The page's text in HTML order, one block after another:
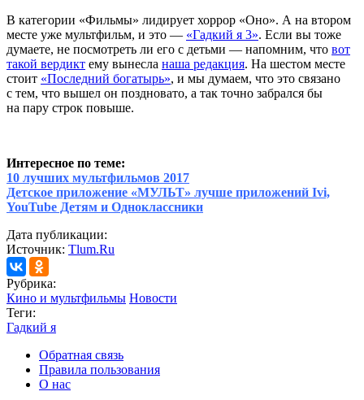
В категории «Фильмы» лидирует хоррор «Оно». А на втором
месте уже мультфильм, и это — «Гадкий я 3». Если вы тоже
думаете, не посмотреть ли его с детьми — напомним, что вот
такой вердикт ему вынесла наша редакция. На шестом месте
стоит «Последний богатырь», и мы думаем, что это связано
с тем, что вышел он поздновато, а так точно забрался бы
на пару строк повыше.
Интересное по теме:
10 лучших мультфильмов 2017
Детское приложение «МУЛЬТ» лучше приложений Ivi,
YouTube Детям и Одноклассники
Дата публикации:
Источник: Tlum.Ru
Рубрика:
Кино и мультфильмы Новости
Теги:
Гадкий я
Обратная связь
Правила пользования
О нас